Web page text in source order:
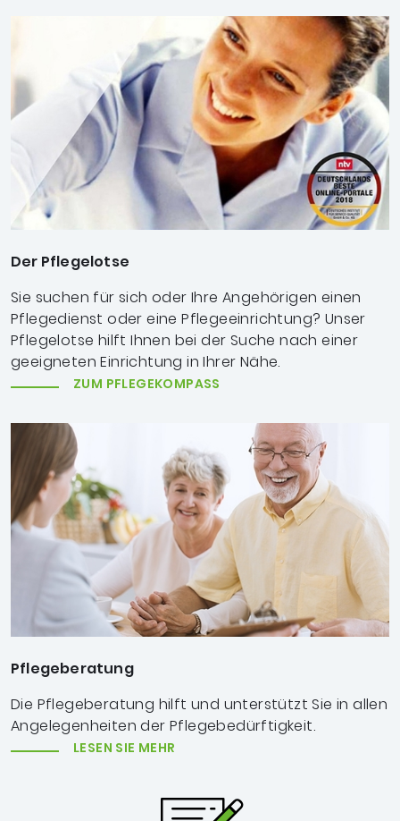
Der Pflegelotse
Sie suchen für sich oder Ihre Angehörigen einen
Pflegedienst oder eine Pflegeeinrichtung? Unser
Pflegelotse hilft Ihnen bei der Suche nach einer
geeigneten Einrichtung in Ihrer Nähe.
ZUM PFLEGEKOMPASS
Pflegeberatung
Die Pflegeberatung hilft und unterstützt Sie in allen
Angelegenheiten der Pflegebedürftigkeit.
LESEN SIE MEHR